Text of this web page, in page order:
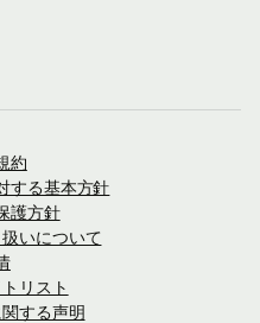
約
する基本方針
護方針
いについて
リスト
する声明